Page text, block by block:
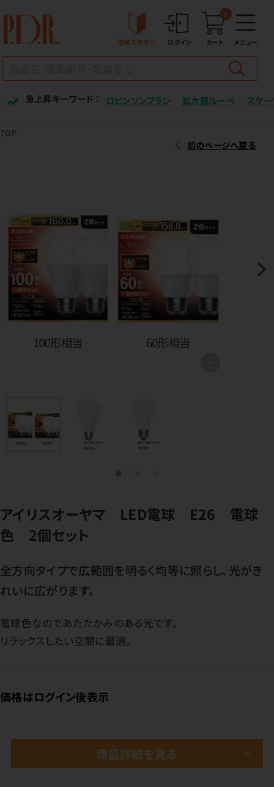
初めての方へ ログイン カート
0
メニュー
急上昇キーワード ： ロビンソンブラシ 拡大鏡ルーペ スケ
TOP
前のページへ戻る
アイリスオーヤマ LED電球 E26 電球
色 2個セット
全方向タイプで広範囲を明るく均等に照らし、光がき
れいに広がります。
電球色なのであたたかみのある光です。
リラックスしたい空間に最適。
価格はログイン後表示
商品詳細を見る